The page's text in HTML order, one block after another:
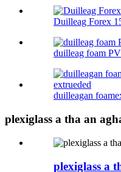
Duilleag Forex
duilleag foam
duilleagan
plexiglass a tha an
plexiglass a